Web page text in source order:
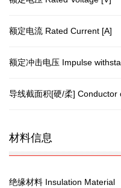
额定电流 Rated Current [A]
额定冲击电压 Impulse
导线截面积[硬/柔] Conductor
材料信息
绝缘材料 Insulation Material